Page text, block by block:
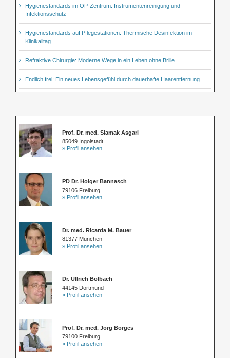
Hygienestandards im OP-Zentrum: Instrumentenreinigung und
Infektionsschutz
Hygienestandards auf Pflegestationen: Thermische Desinfektion im
Klinikalltag
Refraktive Chirurgie: Moderne Wege in ein Leben ohne Brille
Endlich frei: Ein neues Lebensgefühl durch dauerhafte Haarentfernung
Prof. Dr. med. Siamak Asgari
85049 Ingolstadt
» Profil ansehen
PD Dr. Holger Bannasch
79106 Freiburg
» Profil ansehen
Dr. med. Ricarda M. Bauer
81377 München
» Profil ansehen
Dr. Ullrich Bolbach
44145 Dortmund
» Profil ansehen
Prof. Dr. med. Jörg Borges
79100 Freiburg
» Profil ansehen